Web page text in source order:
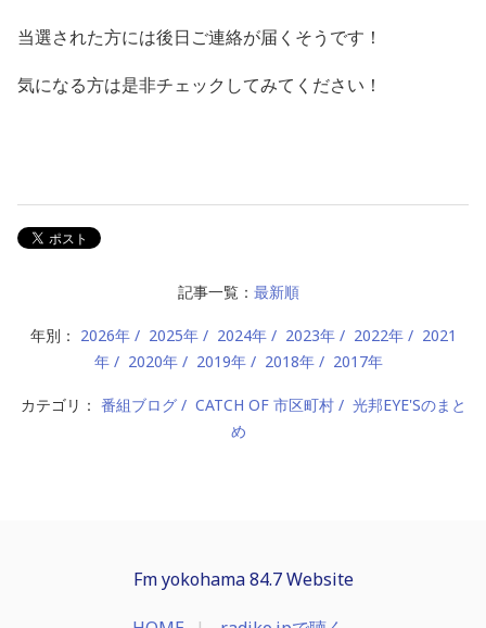
当選された方には後日ご連絡が届くそうです！
気になる方は是非チェックしてみてください！
記事一覧： 最新順
年別： 2026年 2025年 2024年 2023年 2022年
2021
年
2020年 2019年 2018年 2017年
カテゴリ： 番組ブログ CATCH OF 市区町村
光邦EYE'Sのまと
め
Fm yokohama 84.7 Website